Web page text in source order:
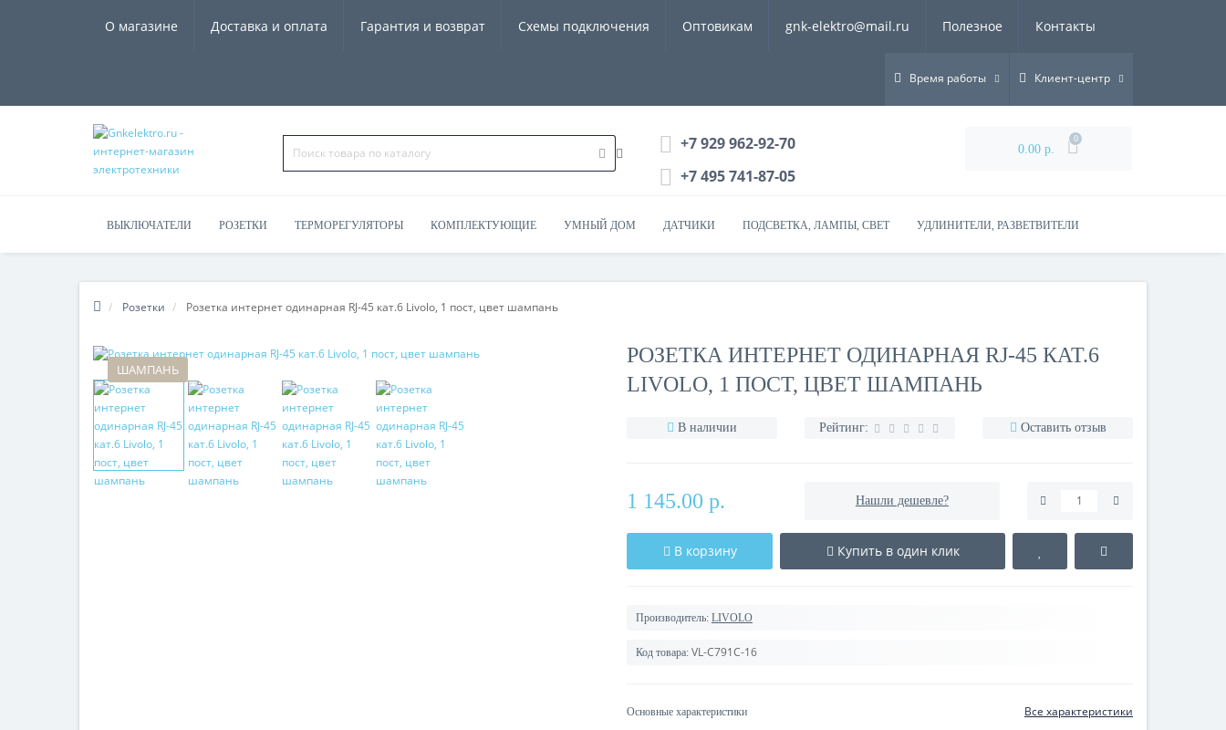
О магазине Доставка и оплата Гарантия и возврат Схемы подключения Оптовикам gnk-elektro@mail.ru Полезное Контакты
Время работы Клиент-центр
+7 929 962-92-70
+7 495 741-87-05
0.00 р.
0
ВЫКЛЮЧАТЕЛИ РОЗЕТКИ ТЕРМОРЕГУЛЯТОРЫ КОМПЛЕКТУЮЩИЕ УМНЫЙ ДОМ ДАТЧИКИ ПОДСВЕТКА, ЛАМПЫ, СВЕТ УДЛИНИТЕЛИ, РАЗВЕТВИТЕЛИ
ЧАСЫ, КОЛОНКИ
Розетки Розетка интернет одинарная RJ-45 кат.6 Livolo, 1 пост, цвет шампань
ШАМПАНЬ
РОЗЕТКА ИНТЕРНЕТ ОДИНАРНАЯ RJ-45 КАТ.6
LIVOLO, 1 ПОСТ, ЦВЕТ ШАМПАНЬ
В наличии Рейтинг: Оставить отзыв
1 145.00 р. Нашли дешевле?
В корзину Купить в один клик
Производитель: LIVOLO
Код товара: VL-C791C-16
Основные характеристики Все характеристики